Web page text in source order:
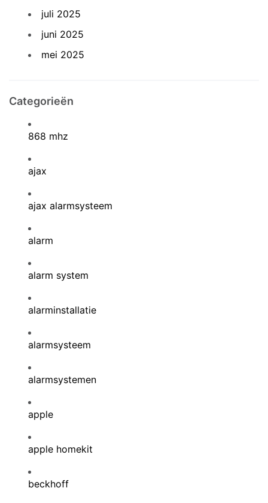
juli 2025
juni 2025
mei 2025
Categorieën
868 mhz
ajax
ajax alarmsysteem
alarm
alarm system
alarminstallatie
alarmsysteem
alarmsystemen
apple
apple homekit
beckhoff